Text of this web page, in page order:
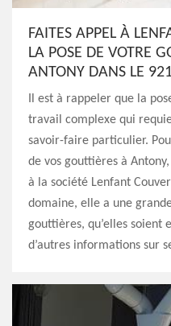
FAITES APPEL À
LA POSE DE VOTRE
ANTONY DANS LE
Il est à rappeler que la
travail complexe qui
savoir-faire particulier.
de vos gouttières à
à la société Lenfant
domaine, elle a une
gouttières, qu’elles soient
d’autres informations sur